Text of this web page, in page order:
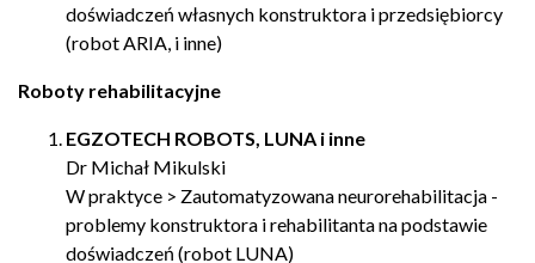
doświadczeń własnych konstruktora i przedsiębiorcy
(robot ARIA, i inne)
Roboty rehabilitacyjne
EGZOTECH ROBOTS, LUNA i inne
Dr Michał Mikulski
W praktyce > Zautomatyzowana neurorehabilitacja -
problemy konstruktora i rehabilitanta na podstawie
doświadczeń (robot LUNA)